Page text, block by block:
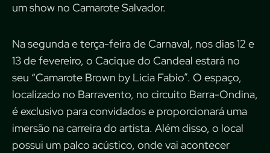
um show no Camarote Salvador.
Na segunda e terça-feira de Carnaval, nos dias 12 e
13 de fevereiro, o Cacique do Candeal estará no
seu “Camarote Brown by Licia Fabio”. O espaço,
localizado no Barravento, no circuito Barra-Ondina,
é exclusivo para convidados e proporcionará uma
imersão na carreira do artista. Além disso, o local
possui um palco acústico, onde vai acontecer